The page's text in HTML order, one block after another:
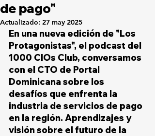
de pago"
Actualizado: 27 may 2025
En una nueva edición de "Los
Protagonistas", el podcast del
1000 CIOs Club, conversamos
con el CTO de Portal
Dominicana sobre los
desafíos que enfrenta la
industria de servicios de pago
en la región. Aprendizajes y
visión sobre el futuro de la